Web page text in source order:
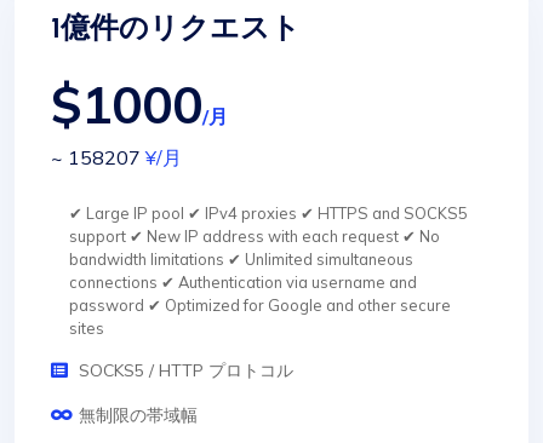
1億件のリクエスト
$1000/月
~ 158207¥/月
✔ Large IP pool ✔ IPv4 proxies ✔ HTTPS and SOCKS5
support ✔ New IP address with each request ✔ No
bandwidth limitations ✔ Unlimited simultaneous
connections ✔ Authentication via username and
password ✔ Optimized for Google and other secure
sites
SOCKS5 / HTTP プロトコル
無制限の帯域幅